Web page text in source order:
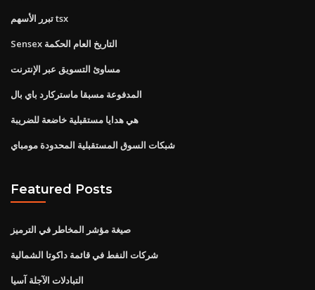
تبرر الأسهم tsx
Sensex التاريخ العام الحكمة
مساوئ التسويق عبر الإنترنت
المدفوعة مسبقا ماستركارد باي بال
هي هدايا مستقبلية خاضعة للضريبة
شبكات السوق المستقبلية المحدودة مومباي
Featured Posts
صيغة مؤشر المخاطر في الترميز
شركات النفط في قائمة داكوتا الشمالية
التبادلات الآجلة آسيا